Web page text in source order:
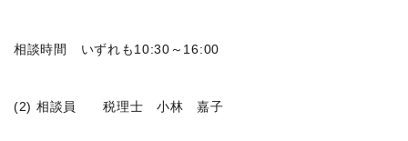
相談時間 いずれも10:30～16:00
(2) 相談員 税理士 小林 嘉子